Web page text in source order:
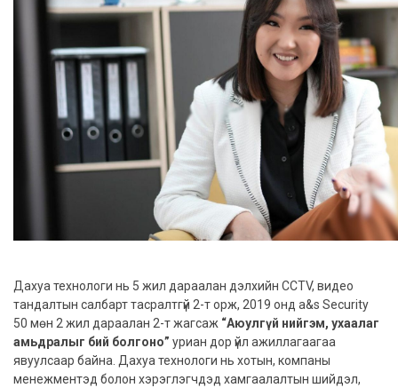
Дахуа технологи нь 5 жил дараалан дэлхийн CCTV, видео
тандалтын салбарт тасралтгүй 2-т орж, 2019 онд a&s Security
50 мөн 2 жил дараалан 2-т жагсаж “Аюулгүй нийгэм, ухаалаг
амьдралыг бий болгоно” уриан дор үйл ажиллагаагаа
явуулсаар байна. Дахуа технологи нь хотын, компаны
менежментэд болон хэрэглэгчдэд хамгаалалтын шийдэл,